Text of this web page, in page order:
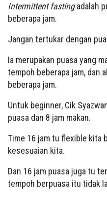
Intermittent fastingadalah
beberapa jam.
Jangan tertukar dengan
Ia merupakan puasa yang
tempoh beberapa jam, dan
beberapa jam.
Untuk beginner, Cik
puasa dan 8 jam makan.
Time 16 jam tu flexible kita
kesesuaian kita.
Dan 16 jam puasa juga tu
tempoh berpuasa itu tidak